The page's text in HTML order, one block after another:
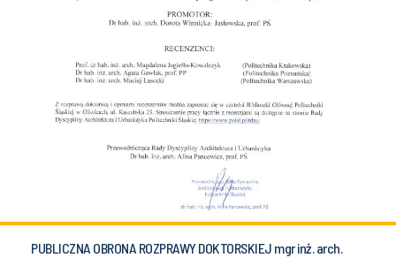
PUBLICZNA OBRONA ROZPRAWY DOKTORSKIEJ mgr inż. arch.